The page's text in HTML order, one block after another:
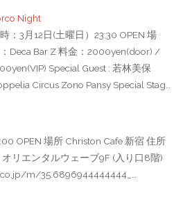
Night
：3月12日(土曜日）23:30 OPEN 場
Deca Bar Z 料金：2000yen(door) /
Special Guest : 若林美保
Circus Zono Pansy Special Stag…
OPEN 場所 Christon Cafe 新宿 住所
リエンタルウェーブ9F (入り口8階)
m/35.6896944444444_…